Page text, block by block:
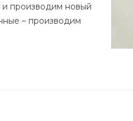
производим новый
– производим